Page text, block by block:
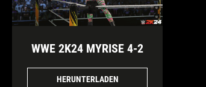
WWE 2K24 MYRISE 4-2
HERUNTERLADEN